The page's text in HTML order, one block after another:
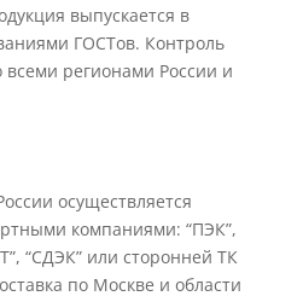
выпускается в
ГОСТов. Контроль
всеми регионами России и
осуществляется
компаниями: “ПЭК”,
“СДЭК” или сторонней ТК
по Москве и области